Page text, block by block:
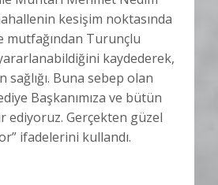
kesişim noktasında
mutfağından Turunçlu
kaydederek,
sağlığı. Buna sebep olan
Başkanımıza ve bütün
ediyoruz. Gerçekten güzel
ifadelerini kullandı.